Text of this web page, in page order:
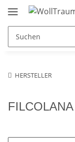
HERSTELLER
FILCOLANA